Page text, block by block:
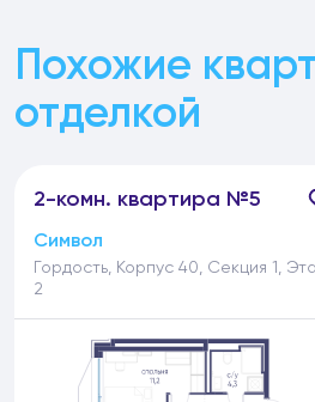
Похожие
отделкой
2-комн. квартира №5
Символ
Гордость, Корпус 40, Секция 1,
2